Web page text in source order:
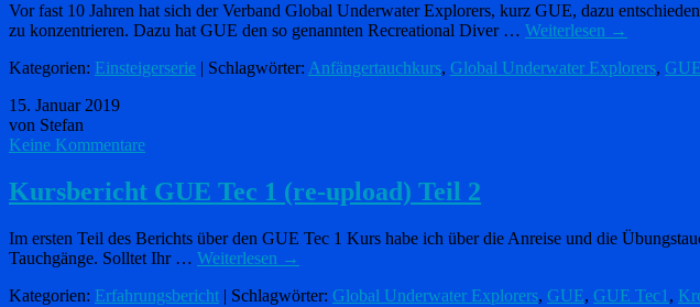
Vor fast 10 Jahren hat sich der Verband Global Underwater Explorers, kurz GUE, dazu
zu konzentrieren. Dazu hat GUE den so genannten Recreational Diver … Weiterlesen →
Kategorien: Einsteigerserie | Schlagwörter: Anfängertauchkurs, Global Underwater Explorers, GUE
15. Januar 2019
von Stefan
Keine Kommentare
Kursbericht GUE Tec 1 (re-upload) Teil 2
Im ersten Teil des Berichts über den GUE Tec 1 Kurs habe ich über die Anreise und die
Tauchgänge. Solltet Ihr … Weiterlesen →
Kategorien: Erfahrungsbericht | Schlagwörter: Global Underwater Explorers, GUE, GUE Tec1 ,